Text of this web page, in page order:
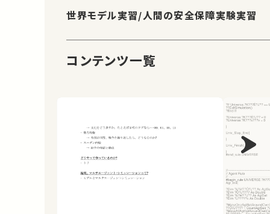
世界モデル実習/人間の安全保障実験実習
コンテンツ一覧